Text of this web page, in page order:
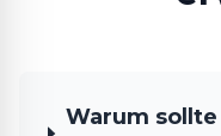
Warum